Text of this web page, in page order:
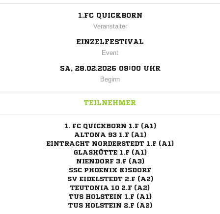
1.FC QUICKBORN
Veranstalter
EINZELFESTIVAL
Event
SA, 28.02.2026 09:00 UHR
Beginn
TEILNEHMER
1. FC QUICKBORN 1.F (A1)
ALTONA 93 1.F (A1)
EINTRACHT NORDERSTEDT 1.F (A1)
GLASHÜTTE 1.F (A1)
NIENDORF 3.F (A3)
SSC PHOENIX KISDORF
SV EIDELSTEDT 2.F (A2)
TEUTONIA 10 2.F (A2)
TUS HOLSTEIN 1.F (A1)
TUS HOLSTEIN 2.F (A2)